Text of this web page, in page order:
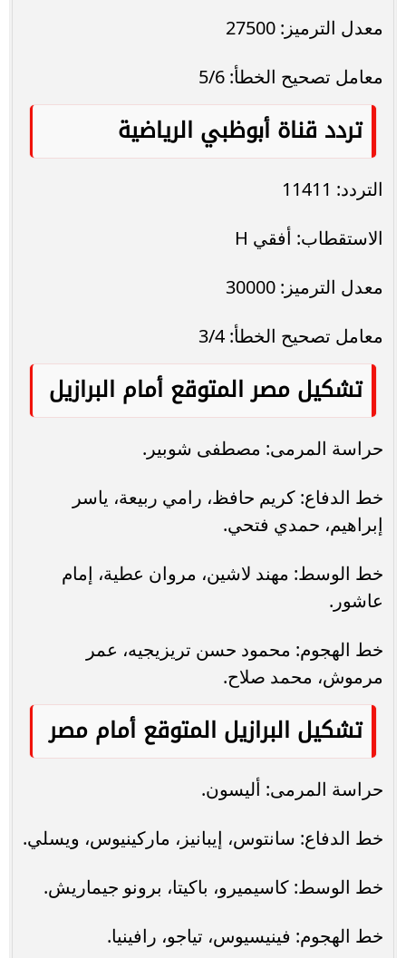
معدل الترميز: 27500
معامل تصحيح الخطأ: 5/6
تردد قناة أبوظبي الرياضية
التردد: 11411
الاستقطاب: أفقي H
معدل الترميز: 30000
معامل تصحيح الخطأ: 3/4
تشكيل مصر المتوقع أمام البرازيل
حراسة المرمى: مصطفى شوبير.
خط الدفاع: كريم حافظ، رامي ربيعة، ياسر
إبراهيم، حمدي فتحي.
خط الوسط: مهند لاشين، مروان عطية، إمام
عاشور.
خط الهجوم: محمود حسن تريزيجيه، عمر
مرموش، محمد صلاح.
تشكيل البرازيل المتوقع أمام مصر
حراسة المرمى: أليسون.
خط الدفاع: سانتوس، إيبانيز، ماركينيوس، ويسلي.
خط الوسط: كاسيميرو، باكيتا، برونو جيماريش.
خط الهجوم: فينيسيوس، تياجو، رافينيا.